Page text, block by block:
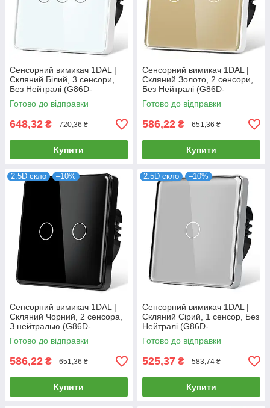
Сенсорний вимикач 1DAL |
Скляний Білий, 3 сенсори,
Без Нейтралі (G86D-
SW3G.SL.WT)
Готово до відправки
648,32 ₴ 720,36 ₴
Купити
Сенсорний вимикач 1DAL |
Скляний Золото, 2 сенсори,
Без Нейтралі (G86D-
SW2G.SL.GD)
Готово до відправки
586,22 ₴ 651,36 ₴
Купити
2.5D скло –10%
Сенсорний вимикач 1DAL |
Скляний Чорний, 2 сенсора,
З нейтралью (G86D-
SW2G.BL)
Готово до відправки
586,22 ₴ 651,36 ₴
Купити
2.5D скло –10%
Сенсорний вимикач 1DAL |
Скляний Сірий, 1 сенсор, Без
Нейтралі (G86D-
SW1G.SL.GR)
Готово до відправки
525,37 ₴ 583,74 ₴
Купити